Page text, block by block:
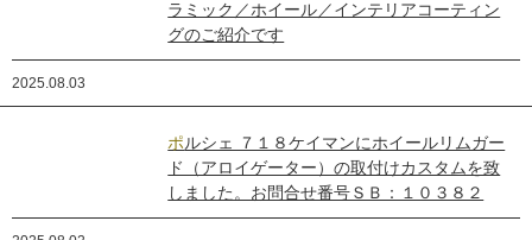
ラミック／ホイール／インテリアコーティン
グのご紹介です
2025.08.03
ポルシェ ７１８ケイマンにホイールリムガー
ド（アロイゲーター）の取付けカスタムを致
しました。お問合せ番号ＳＢ：１０３８２